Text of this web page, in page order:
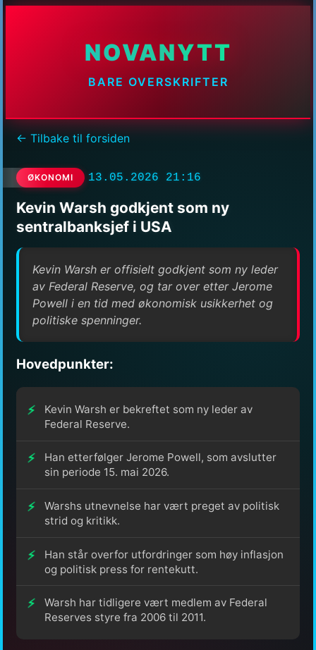
NOVANYTT
BARE OVERSKRIFTER
← Tilbake til forsiden
ØKONOMI 13.05.2026 21:16
Kevin Warsh godkjent som ny
sentralbanksjef i USA
Kevin Warsh er offisielt godkjent som ny leder
av Federal Reserve, og tar over etter Jerome
Powell i en tid med økonomisk usikkerhet og
politiske spenninger.
Hovedpunkter:
Kevin Warsh er bekreftet som ny leder av
Federal Reserve.
Han etterfølger Jerome Powell, som avslutter
sin periode 15. mai 2026.
Warshs utnevnelse har vært preget av politisk
strid og kritikk.
Han står overfor utfordringer som høy inflasjon
og politisk press for rentekutt.
Warsh har tidligere vært medlem av Federal
Reserves styre fra 2006 til 2011.